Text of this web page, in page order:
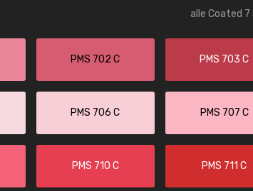
alle Coated 7
PMS 702 C PMS 703 C
PMS 706 C PMS 707 C
PMS 710 C PMS 711 C